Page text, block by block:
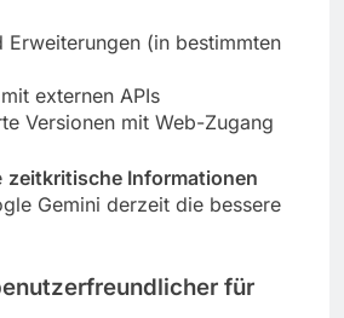
Erweiterungen (in bestimmten
externen APIs
Versionen mit Web-Zugang
zeitkritische Informationen
Gemini derzeit die bessere
für